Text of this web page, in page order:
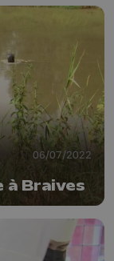
06/07/2022
à Braives